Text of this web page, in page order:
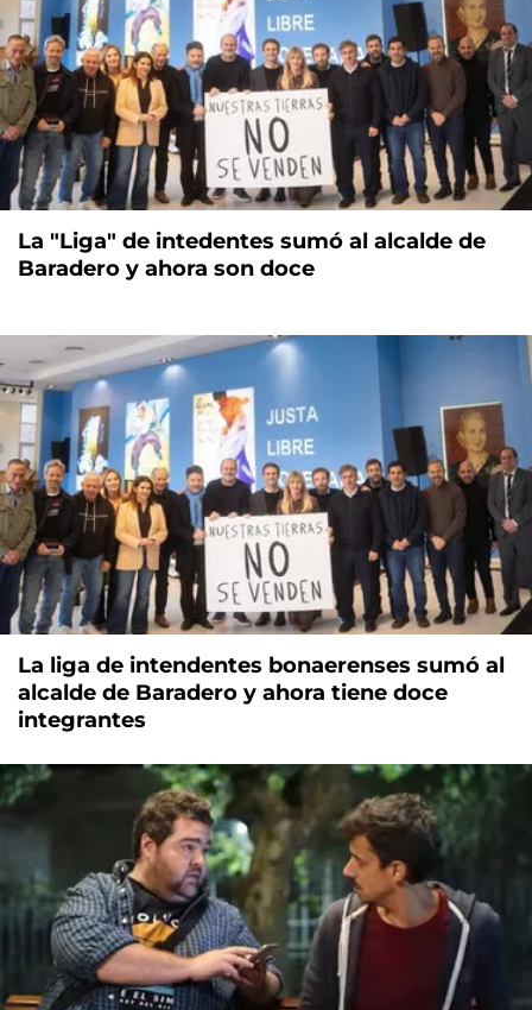
La "Liga" de intedentes sumó al alcalde de
Baradero y ahora son doce
La liga de intendentes bonaerenses sumó al
alcalde de Baradero y ahora tiene doce
integrantes